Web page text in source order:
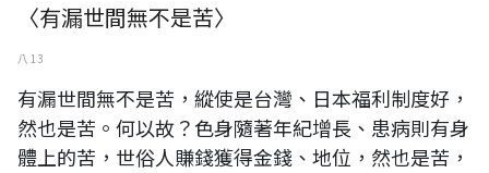
〈有漏世間無不是苦〉
八 13
有漏世間無不是苦，縱使是台灣、日本福利制度好，
然也是苦。何以故？色身隨著年紀增長、患病則有身
體上的苦，世俗人賺錢獲得金錢、地位，然也是苦，